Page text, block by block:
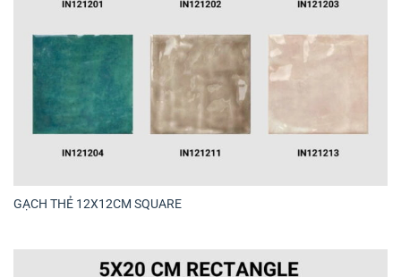
GẠCH THẺ 12X12CM SQUARE